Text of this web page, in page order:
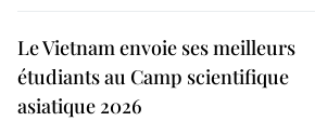
Le Vietnam envoie ses meilleurs
étudiants au Camp scientifique
asiatique 2026